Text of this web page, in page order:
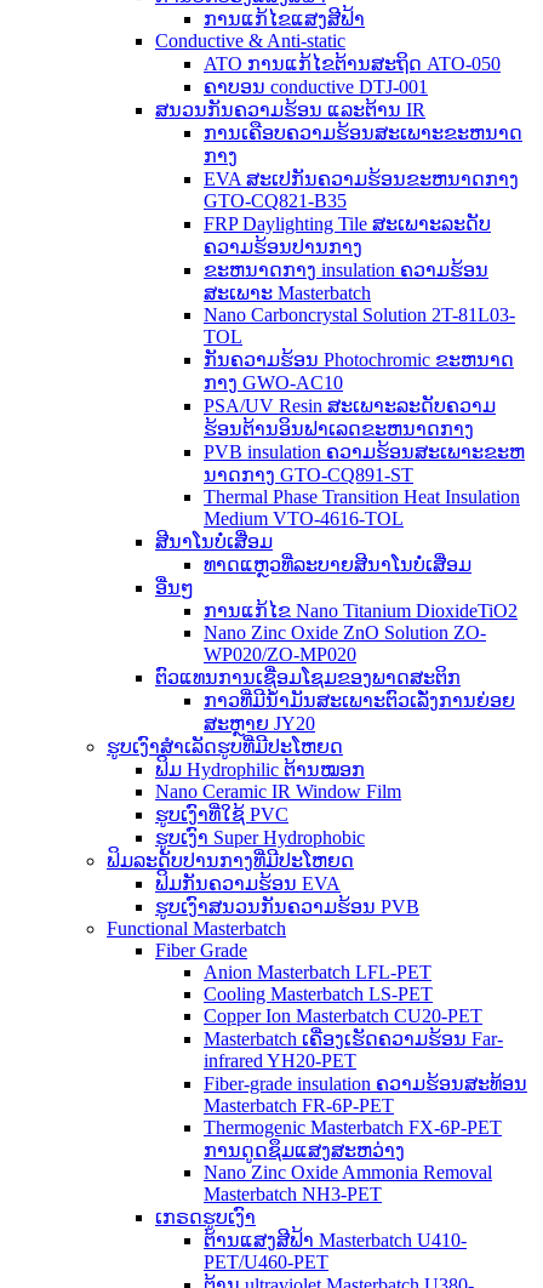
ການແກ້ໄຂແສງສີຟ້າ
Conductive & Anti-static
ATO ການແກ້ໄຂຕ້ານສະຖິດ ATO-050
ຄາບອນ conductive DTJ-001
ສນວນກັນຄວາມຮ້ອນ ແລະຕ້ານ IR
ການເຄືອບຄວາມຮ້ອນສະເພາະຂະຫນາດ
ກາງ
EVA ສະເປກັນຄວາມຮ້ອນຂະຫນາດກາງ
GTO-CQ821-B35
FRP Daylighting Tile ສະ​ເພາະ​ລະ​ດັບ​
ຄວາມ​ຮ້ອນ​ປານ​ກາງ​
ຂະຫນາດກາງ insulation ຄວາມຮ້ອນ
ສະເພາະ Masterbatch
Nano Carboncrystal Solution 2T-81L03-
TOL
ກັນຄວາມຮ້ອນ Photochromic ຂະຫນາດ
ກາງ GWO-AC10
PSA/UV Resin ສະ​ເພາະ​ລະ​ດັບ​ຄວາມ​
ຮ້ອນ​ຕ້ານ​ອິນ​ຟາ​ເລດ​ຂະ​ຫນາດ​ກາງ​
PVB insulation ຄວາມຮ້ອນສະເພາະຂະຫ
ນາດກາງ GTO-CQ891-ST
Thermal Phase Transition Heat Insulation
Medium VTO-4616-TOL
ສີນາໂນບໍ່ເສື່ອມ
ທາດແຫຼວທີ່ລະບາຍສີນາໂນບໍ່ເສື່ອມ
ອື່ນໆ
ການແກ້ໄຂ Nano Titanium DioxideTiO2
Nano Zinc Oxide ZnO Solution ZO-
WP020/ZO-MP020
ຕົວແທນການເຊື່ອມໂຊມຂອງພາດສະຕິກ
ກາວທີ່ມີນໍ້າມັນສະເພາະຕົວເລັ່ງການຍ່ອຍ
ສະຫຼາຍ JY20
ຮູບເງົາສໍາເລັດຮູບທີ່ມີປະໂຫຍດ
ຟິມ Hydrophilic ຕ້ານໝອກ
Nano Ceramic IR Window Film
ຮູບເງົາທີ່ໃຊ້ PVC
ຮູບເງົາ Super Hydrophobic
ຟິມລະດັບປານກາງທີ່ມີປະໂຫຍດ
ຟິມກັນຄວາມຮ້ອນ EVA
ຮູບເງົາສນວນກັນຄວາມຮ້ອນ PVB
Functional Masterbatch
Fiber Grade
Anion Masterbatch LFL-PET
Cooling Masterbatch LS-PET
Copper Ion Masterbatch CU20-PET
Masterbatch ເຄື່ອງເຮັດຄວາມຮ້ອນ Far-
infrared YH20-PET
Fiber-grade insulation ຄວາມຮ້ອນສະທ້ອນ
Masterbatch FR-6P-PET
Thermogenic Masterbatch FX-6P-PET
ການດູດຊຶມແສງສະຫວ່າງ
Nano Zinc Oxide Ammonia Removal
Masterbatch NH3-PET
ເກຣດຮູບເງົາ
ຕ້ານແສງສີຟ້າ Masterbatch U410-
PET/U460-PET